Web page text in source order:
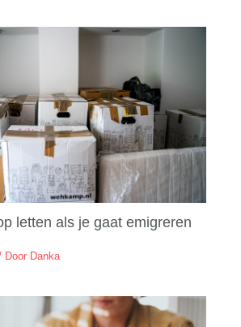
letten als je gaat emigreren
Danka